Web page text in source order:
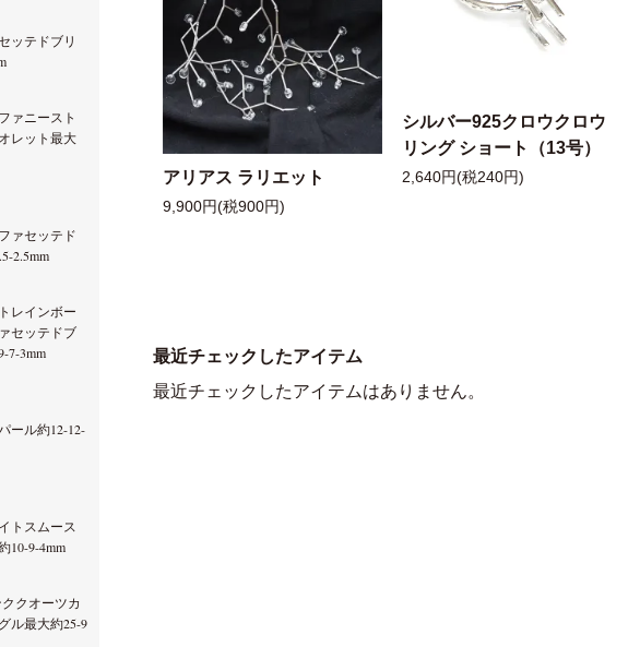
アリアス ラリエット
9,900円(税900円)
シルバー925クロウクロウ
リング ショート（13号）
2,640円(税240円)
最近チェックしたアイテム
最近チェックしたアイテムはありません。
ッテドブリ
ァニースト
レット最大
ァセッテド
2.5mm
レインボー
セッテドブ
7-3mm
ール約12-12-
トスムース
10-9-4mm
クオーツカ
ル最大約25-9